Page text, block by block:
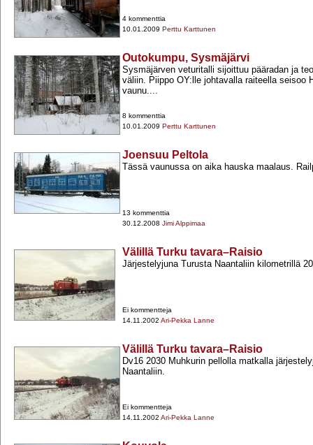
4 kommenttia
10.01.2009 Perttu Karttunen
Outokumpu, Sysmäjärvi
Sysmäjärven veturitalli sijoittuu pääradan ja
väliin. Piippo OY:lle johtavalla raiteella seisoo
vaunu....
8 kommenttia
10.01.2009 Perttu Karttunen
Joensuu Peltola
Tässä vaunussa on aika hauska maalaus.
13 kommenttia
30.12.2008 Jimi Alppimaa
Välillä Turku tavara–Raisio
Järjestelyjuna Turusta Naantaliin kilometrillä
Ei kommentteja
14.11.2002 Ari-Pekka Lanne
Välillä Turku tavara–Raisio
Dv16 2030 Muhkurin pellolla matkalla
Naantaliin.
Ei kommentteja
14.11.2002 Ari-Pekka Lanne